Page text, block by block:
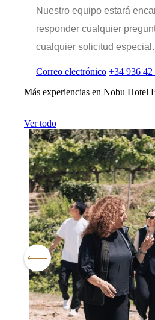
Nuestro equipo estará
responder cualquier
cualquier solicitud especial.
Correo electrónico +34 936 42
Más experiencias en Nobu Hotel
Ver todo